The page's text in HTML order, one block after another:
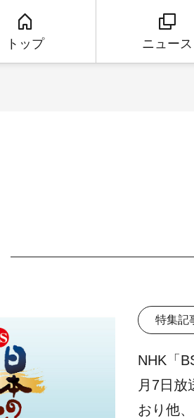
トップ ニュース
特集記
NHK「
月7日
おり他